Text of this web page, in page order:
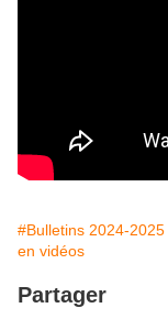
#Bulletins 2024-2025
en vidéos
Partager